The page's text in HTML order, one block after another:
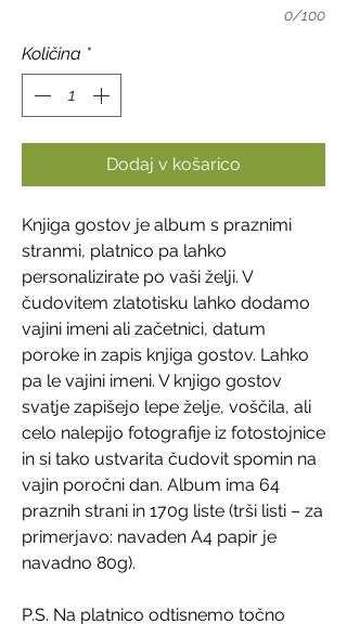
0/100
Količina *
Dodaj v košarico
Knjiga gostov je album s praznimi
stranmi, platnico pa lahko
personalizirate po vaši želji. V
čudovitem zlatotisku lahko dodamo
vajini imeni ali začetnici, datum
poroke in zapis knjiga gostov. Lahko
pa le vajini imeni. V knjigo gostov
svatje zapišejo lepe želje, voščila, ali
celo nalepijo fotografije iz fotostojnice
in si tako ustvarita čudovit spomin na
vajin poročni dan. Album ima 64
praznih strani in 170g liste (trši listi – za
primerjavo: navaden A4 papir je
navadno 80g).
P.S. Na platnico odtisnemo točno